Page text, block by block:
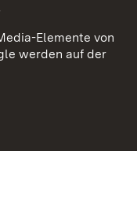
Elemente von
werden auf der